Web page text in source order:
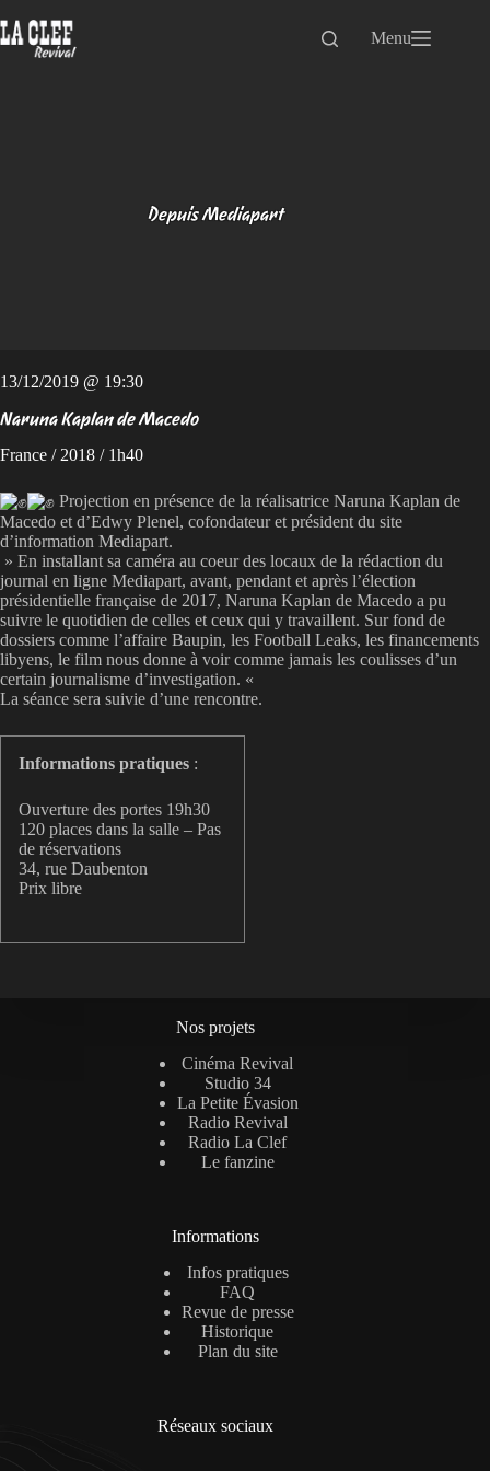
au
contenu
Menu
Depuis Mediapart
13/12/2019 @ 19:30
Naruna Kaplan de Macedo
France / 2018 / 1h40
Projection en présence de la réalisatrice Naruna Kaplan de
Macedo et d’Edwy Plenel, cofondateur et président du site
d’information Mediapart.
» En installant sa caméra au coeur des locaux de la rédaction du
journal en ligne Mediapart, avant, pendant et après l’élection
présidentielle française de 2017, Naruna Kaplan de Macedo a pu
suivre le quotidien de celles et ceux qui y travaillent. Sur fond de
dossiers comme l’affaire Baupin, les Football Leaks, les financements
libyens, le film nous donne à voir comme jamais les coulisses d’un
certain journalisme d’investigation. «
La séance sera suivie d’une rencontre.
Informations pratiques :
Ouverture des portes 19h30
120 places dans la salle – Pas
de réservations
34, rue Daubenton
Prix libre
Nos projets
Cinéma Revival
Studio 34
La Petite Évasion
Radio Revival
Radio La Clef
Le fanzine
Informations
Infos pratiques
FAQ
Revue de presse
Historique
Plan du site
Réseaux sociaux